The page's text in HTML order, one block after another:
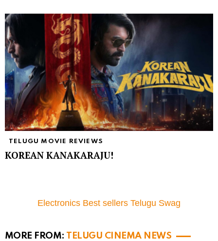
TELUGU MOVIE REVIEWS
KOREAN KANAKARAJU!
Electronics Best sellers Telugu Swag
MORE FROM: TELUGU CINEMA NEWS